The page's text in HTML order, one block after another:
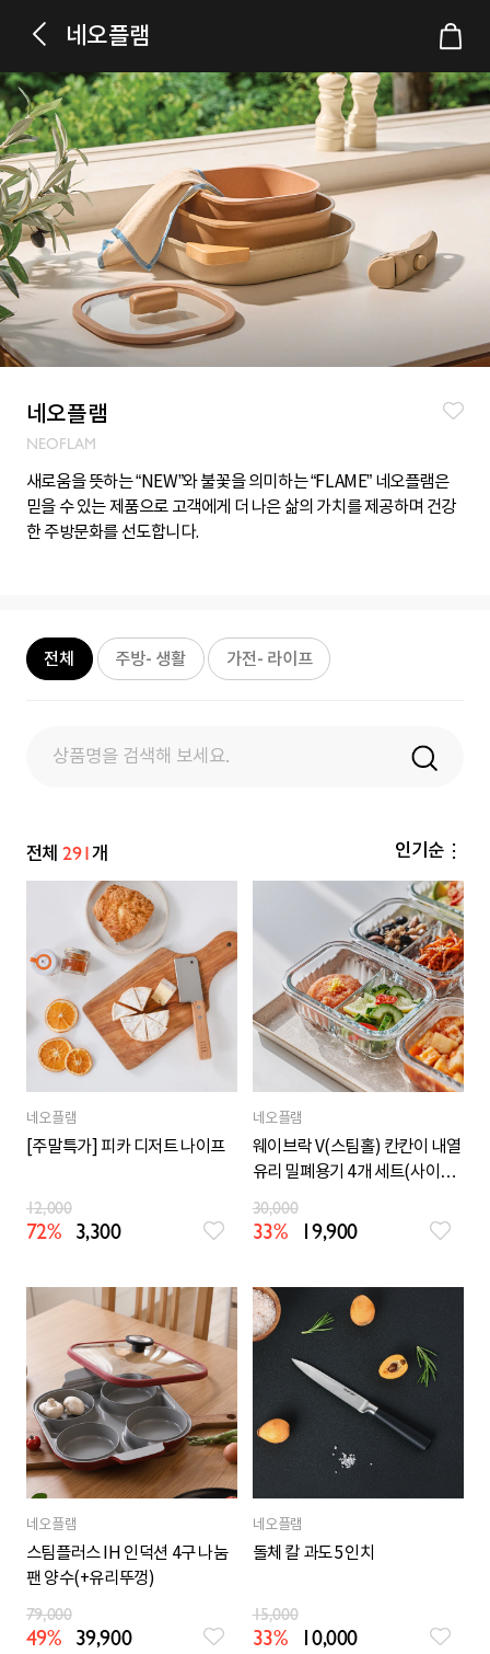
네오플램
네오플램
NEOFLAM
새로움을 뜻하는 “NEW”와 불꽃을 의미하는 “FLAME” 네오플램은
믿을 수 있는 제품으로 고객에게 더 나은 삶의 가치를 제공하며 건강
한 주방문화를 선도합니다.
전체 주방- 생활 가전- 라이프
전체 291개 인기순
네오플램
[주말특가] 피카 디저트 나이프
12,000
72% 3,300
네오플램
웨이브락 V(스팀홀) 칸칸이 내열
유리 밀폐용기 4개 세트(사이즈
선택)
30,000
33% 19,900
네오플램
스팀플러스 IH 인덕션 4구 나눔
팬 양수(+유리뚜껑)
79,000
49% 39,900
네오플램
돌체 칼 과도 5인치
15,000
33% 10,000